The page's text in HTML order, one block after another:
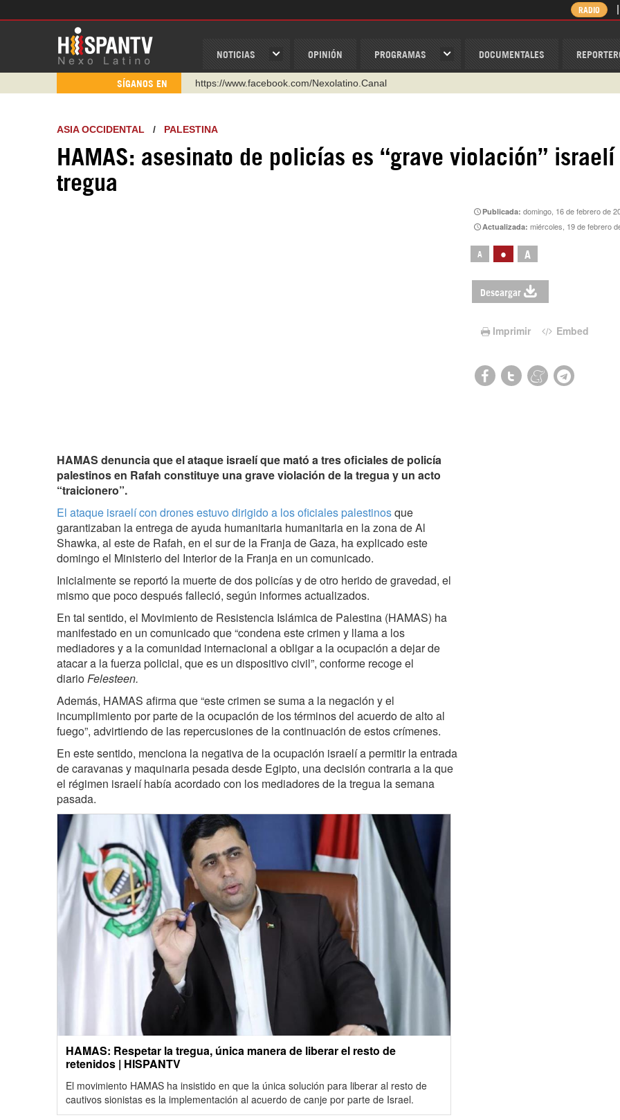
NOTICIAS OPINIÓN PROGRAMAS DOCUMENTALES
RADIO
SÍGANOS EN
https://www.facebook.com/Nexolatino.Canal
https://urmedium.com/c/hispantv
ASIA OCCIDENTAL / PALESTINA
HAMAS: asesinato de policías es “grave violación” israelí
tregua
Publicada:domingo, 16 de febrero de
Actualizada:miércoles, 19 de febrero
A • A
Descargar
Imprimir Embed
HAMAS denuncia que el ataque israelí que mató a tres oficiales de policía
palestinos en Rafah constituye una grave violación de la tregua y un acto
“traicionero”.
El ataque israelí con drones estuvo dirigido a los oficiales palestinosque
garantizaban la entrega de ayuda humanitaria humanitaria en la zona de Al
Shawka, al este de Rafah, en el sur de la Franja de Gaza, ha explicado este
domingo el Ministerio del Interior de la Franja en un comunicado.
Inicialmente se reportó la muerte de dos policías y de otro herido de gravedad, el
mismo que poco después falleció, según informes actualizados.
En tal sentido, el Movimiento de Resistencia Islámica de Palestina (HAMAS) ha
manifestado en un comunicado que “condena este crimen y llama a los
mediadores y a la comunidad internacional a obligar a la ocupación a dejar de
atacar a la fuerza policial, que es un dispositivo civil”, conforme recoge el
diarioFelesteen.
Además, HAMAS afirma que “este crimen se suma a la negación y el
incumplimiento por parte de la ocupación de los términos del acuerdo de alto al
fuego”, advirtiendo de las repercusiones de la continuación de estos crímenes.
En este sentido, menciona la negativa de la ocupación israelí a permitir la entrada
de caravanas y maquinaria pesada desde Egipto, una decisión contraria a la que
el régimen israelí había acordado con los mediadores de la tregua la semana
pasada.
HAMAS: Respetar la tregua, única manera de liberar el resto de
retenidos | HISPANTV
El movimiento HAMAS ha insistido en que la única solución para liberar al resto de
cautivos sionistas es la implementación al acuerdo de canje por parte de Israel.